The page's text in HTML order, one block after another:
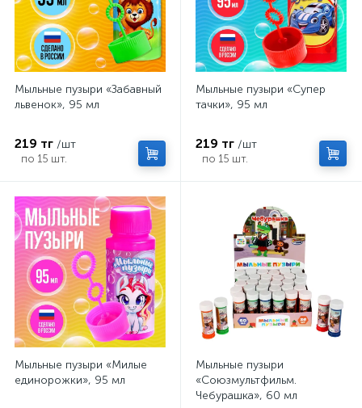
Мыльные пузыри «Забавный
львенок», 95 мл
219 тг /шт
по 15 шт.
Мыльные пузыри «Супер
тачки», 95 мл
219 тг /шт
по 15 шт.
Мыльные пузыри «Милые
единорожки», 95 мл
Мыльные пузыри
«Союзмультфильм.
Чебурашка», 60 мл